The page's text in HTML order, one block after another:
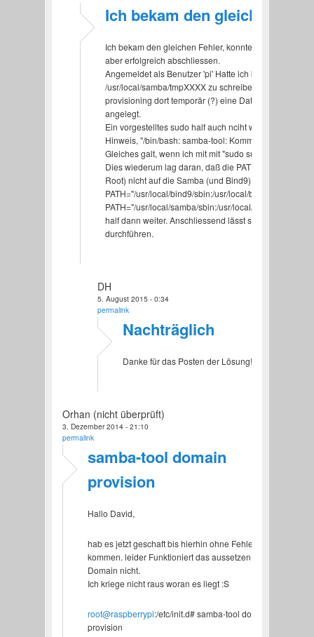
Ich bekam den gleichen
Ich bekam den gleichen Fehler, konnte diesen Schritt
aber erfolgreich abschliessen.
Angemeldet als Benutzer 'pi' Hatte ich keine
/usr/local/samba/tmpXXXX zu schreiben. Es wird wohl
provisioning dort temporär (?) eine Datei mit
angelegt.
Ein vorgestelltes sudo half auch nciht weiter; ich
Hinweis, "/bin/bash: samba-tool: Kommando nicht
Gleiches galt, wenn ich mit mit "sudo su" als root
Dies wiederum lag daran, daß die PATH-
Root) nicht auf die Samba (und Bind9) Binary-Pfade
PATH="/usr/local/bind9/sbin:/usr/local/bind9/
PATH="/usr/local/samba/sbin:/usr/local/samba/
half dann weiter. Anschliessend lässt sich das
durchführen.
DH
5. August 2015 - 0:34
permalink
Nachträglich
Danke für das Posten der Lösung!
Orhan (nicht überprüft)
3. Dezember 2014 - 21:10
permalink
samba-tool domain
provision
Hallo David,
hab es jetzt geschaft bis hierhin ohne Fehler zu
kommen. leider Funktioniert das aussetzen der
Domain nicht.
Ich kriege nicht raus woran es liegt :S
root@raspberrypi:/etc/init.d# samba-tool domain
provision